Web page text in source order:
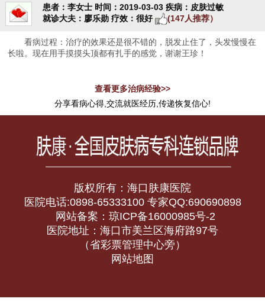
患者：李女士 时间：2019-03-03 疾病：皮肤过敏
就诊大夫：廖乐勋 疗效：很好 (147人推荐）
看病过程：治疗的效果还是很不错的，脱发止住了，头发慢慢在
长啦。现在用手摸摸头顶都有扎手的感觉，谢谢王珍！
查看更多治病经验>>
分享看病心得,交流就医经历,传递恢复信心!
版权所有：海口肤康医院
医院电话:0898-65333100 专家QQ:690690898
网站备案：琼ICP备16000985号-2
医院地址：海口市美兰区海府路97号
（省彩票管理中心旁）
网站地图